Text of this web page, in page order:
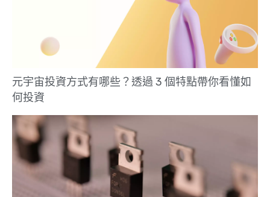
元宇宙投資方式有哪些？透過 3 個特點帶你看懂如
何投資